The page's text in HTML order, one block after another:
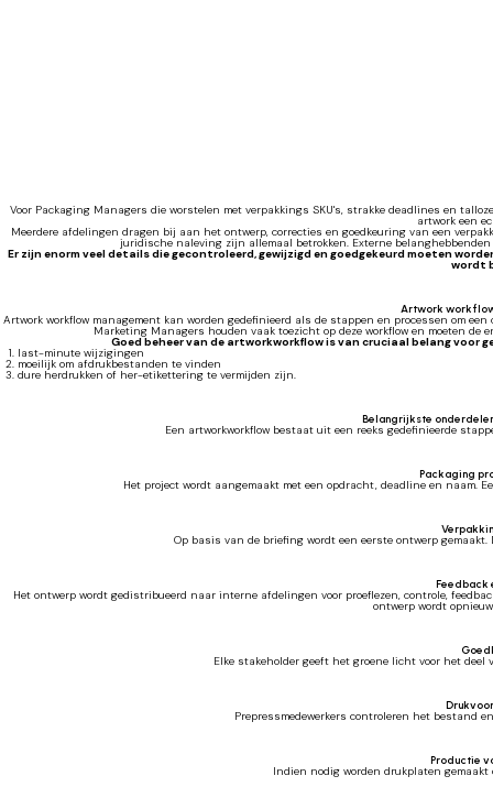
Voor Packaging Managers die worstelen met verpakkings SKU's, strakke deadlines en
artwork een
Meerdere afdelingen dragen bij aan het ontwerp, correcties en goedkeuring van een
juridische naleving zijn allemaal betrokken. Externe
Er zijn enorm veel details die gecontroleerd, gewijzigd en goedgekeurd moeten
wordt
Artwork
Artwork workflow management kan worden gedefinieerd als de stappen en processen om
Marketing Managers houden vaak toezicht op deze workflow en moeten
Goed beheer van de artworkworkflow is van cruciaal belang
last-minute wijzigingen
moeilijk om afdrukbestanden te vinden
dure herdrukken of her-etikettering te vermijden zijn.
Belangrijkste
Een artworkworkflow bestaat uit een reeks gedefinieerde
Packaging
Het project wordt aangemaakt met een opdracht, deadline en
Op basis van de briefing wordt een eerste ontwerp
Feedback
Het ontwerp wordt gedistribueerd naar interne afdelingen voor proeflezen, controle,
ontwerp wordt
Elke stakeholder geeft het groene licht voor het
Prepressmedewerkers controleren het bestand
Productie
Indien nodig worden drukplaten